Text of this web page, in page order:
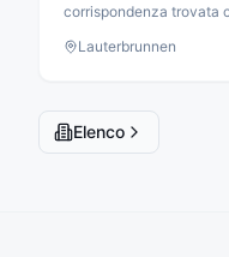
corrispondenza trovata
Lauterbrunnen
Elenco